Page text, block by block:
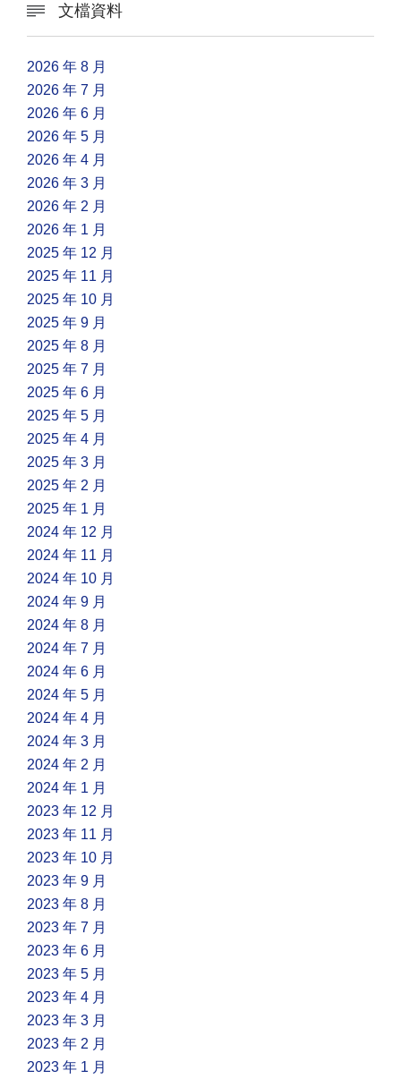
 文檔資料
2026 年 8 月
2026 年 7 月
2026 年 6 月
2026 年 5 月
2026 年 4 月
2026 年 3 月
2026 年 2 月
2026 年 1 月
2025 年 12 月
2025 年 11 月
2025 年 10 月
2025 年 9 月
2025 年 8 月
2025 年 7 月
2025 年 6 月
2025 年 5 月
2025 年 4 月
2025 年 3 月
2025 年 2 月
2025 年 1 月
2024 年 12 月
2024 年 11 月
2024 年 10 月
2024 年 9 月
2024 年 8 月
2024 年 7 月
2024 年 6 月
2024 年 5 月
2024 年 4 月
2024 年 3 月
2024 年 2 月
2024 年 1 月
2023 年 12 月
2023 年 11 月
2023 年 10 月
2023 年 9 月
2023 年 8 月
2023 年 7 月
2023 年 6 月
2023 年 5 月
2023 年 4 月
2023 年 3 月
2023 年 2 月
2023 年 1 月